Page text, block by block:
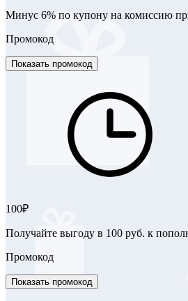
Минус 6% по купону на комиссию
Промокод
Показать промокод
100₽
Получайте выгоду в 100 руб. к
Промокод
Показать промокод